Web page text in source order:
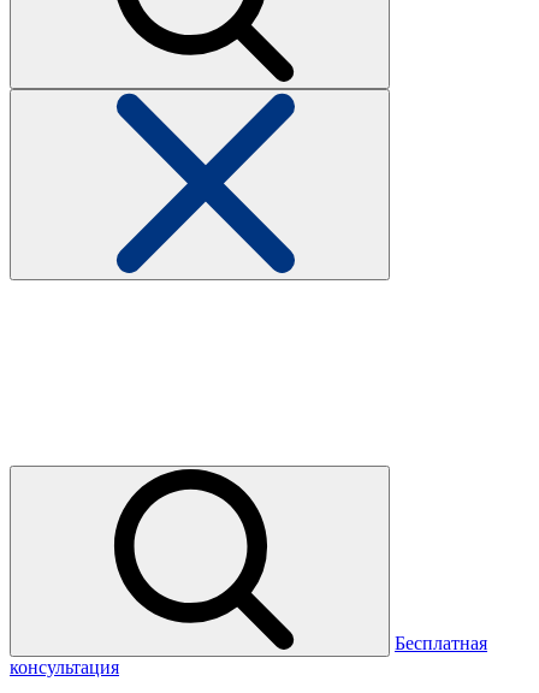
Бесплатная
консультация